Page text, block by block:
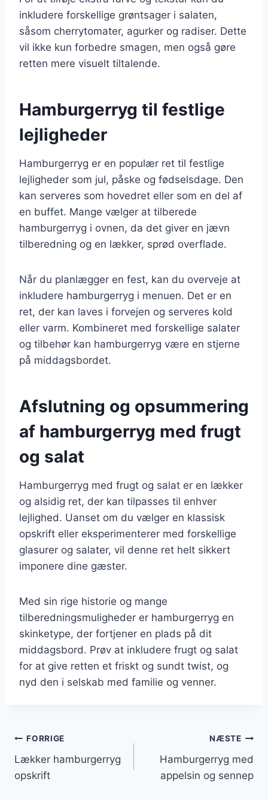
inkludere forskellige grøntsager i salaten,
såsom cherrytomater, agurker og radiser. Dette
vil ikke kun forbedre smagen, men også gøre
retten mere visuelt tiltalende.
Hamburgerryg til festlige
lejligheder
Hamburgerryg er en populær ret til festlige
lejligheder som jul, påske og fødselsdage. Den
kan serveres som hovedret eller som en del af
en buffet. Mange vælger at tilberede
hamburgerryg i ovnen, da det giver en jævn
tilberedning og en lækker, sprød overflade.
Når du planlægger en fest, kan du overveje at
inkludere hamburgerryg i menuen. Det er en
ret, der kan laves i forvejen og serveres kold
eller varm. Kombineret med forskellige salater
og tilbehør kan hamburgerryg være en stjerne
på middagsbordet.
Afslutning og opsummering
af hamburgerryg med frugt
og salat
Hamburgerryg med frugt og salat er en lækker
og alsidig ret, der kan tilpasses til enhver
lejlighed. Uanset om du vælger en klassisk
opskrift eller eksperimenterer med forskellige
glasurer og salater, vil denne ret helt sikkert
imponere dine gæster.
Med sin rige historie og mange
tilberedningsmuligheder er hamburgerryg en
skinketype, der fortjener en plads på dit
middagsbord. Prøv at inkludere frugt og salat
for at give retten et friskt og sundt twist, og
nyd den i selskab med familie og venner.
Indlægsnavigation
FORRIGE
Lækker hamburgerryg
opskrift
NÆSTE
Hamburgerryg med
appelsin og sennep